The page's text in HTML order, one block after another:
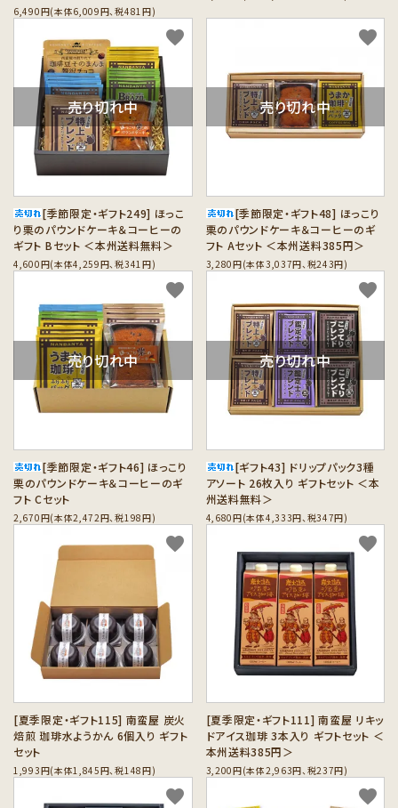
6,490円(本体6,009円、税481円)
売り切れ中
[季節限定・ギフト249] ほっこ
り栗のパウンドケーキ＆コーヒーの
ギフト Bセット ＜本州送料無料＞
4,600円(本体4,259円、税341円)
favorite
売り切れ中
[季節限定・ギフト48] ほっこり
栗のパウンドケーキ＆コーヒーのギ
フト Aセット ＜本州送料385円＞
3,280円(本体3,037円、税243円)
favorite
売り切れ中
[季節限定・ギフト46] ほっこり
栗のパウンドケーキ＆コーヒーのギ
フト Cセット
2,670円(本体2,472円、税198円)
favorite
売り切れ中
[ギフト43] ドリップパック3種
アソート 26枚入り ギフトセット ＜本
州送料無料＞
4,680円(本体4,333円、税347円)
favorite
[夏季限定・ギフト115] 南蛮屋 炭火
焙煎 珈琲水ようかん 6個入り ギフト
セット
1,993円(本体1,845円、税148円)
favorite
[夏季限定・ギフト111] 南蛮屋 リキッ
ドアイス珈琲 3本入り ギフトセット ＜
本州送料385円＞
3,200円(本体2,963円、税237円)
favorite
favorite favorite